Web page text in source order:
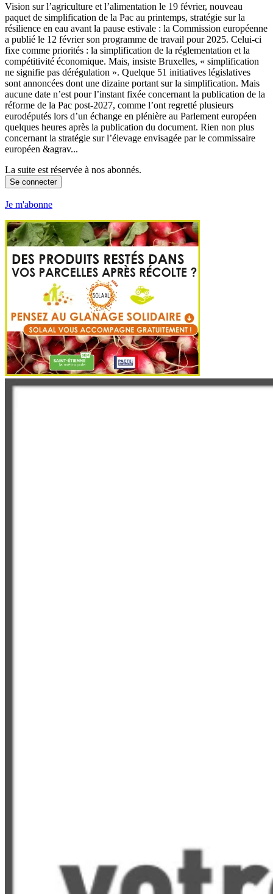
Vision sur l’agriculture et l’alimentation le 19 février, nouveau
paquet de simplification de la Pac au printemps, stratégie sur la
résilience en eau avant la pause estivale : la Commission européenne
a publié le 12 février son programme de travail pour 2025. Celui-ci
fixe comme priorités : la simplification de la réglementation et la
compétitivité économique. Mais, insiste Bruxelles, « simplification
ne signifie pas dérégulation ». Quelque 51 initiatives législatives
sont annoncées dont une dizaine portant sur la simplification. Mais
aucune date n’est pour l’instant fixée concernant la publication de la
réforme de la Pac post-2027, comme l’ont regretté plusieurs
eurodéputés lors d’un échange en plénière au Parlement européen
quelques heures après la publication du document. Rien non plus
concernant la stratégie sur l’élevage envisagée par le commissaire
européen &agrav...
La suite est réservée à nos abonnés.
Se connecter
Je m'abonne